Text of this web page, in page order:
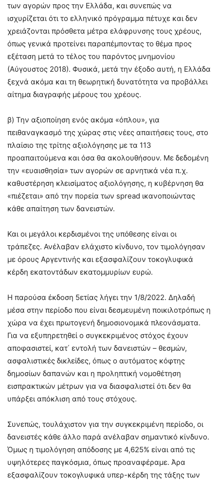
των αγορών προς την Ελλάδα, και συνεπώς να
ισχυρίζεται ότι το ελληνικό πρόγραμμα πέτυχε και δεν
χρειάζονται πρόσθετα μέτρα ελάφρυνσης τους χρέους,
όπως γενικά προτείνει παραπέμποντας το θέμα προς
εξέταση μετά το τέλος του παρόντος μνημονίου
(Αύγουστος 2018). Φυσικά, μετά την έξοδο αυτή, η Ελλάδα
ξεχνά ακόμα και τη θεωρητική δυνατότητα να προβάλλει
αίτημα διαγραφής μέρους του χρέους.
β) Την αξιοποίηση ενός ακόμα «όπλου», για
πειθαναγκασμό της χώρας στις νέες απαιτήσεις τους, στο
πλαίσιο της τρίτης αξιολόγησης με τα 113
προαπαιτούμενα και όσα θα ακολουθήσουν. Με δεδομένη
την «ευαισθησία» των αγορών σε αρνητικά νέα π.χ.
καθυστέρηση κλεισίματος αξιολόγησης, η κυβέρνηση θα
«πιέζεται» από την πορεία των spread ικανοποιώντας
κάθε απαίτηση των δανειστών.
Και οι μεγάλοι κερδισμένοι της υπόθεσης είναι οι
τράπεζες. Ανέλαβαν ελάχιστο κίνδυνο, τον τιμολόγησαν
με όρους Αργεντινής και εξασφαλίζουν τοκογλυφικά
κέρδη εκατοντάδων εκατομμυρίων ευρώ.
Η παρούσα έκδοση 5ετίας λήγει την 1/8/2022. Δηλαδή
μέσα στην περίοδο που είναι δεσμευμένη ποικιλοτρόπως η
χώρα να έχει πρωτογενή δημοσιονομικά πλεονάσματα.
Για να εξυπηρετηθεί ο συγκεκριμένος στόχος έχουν
αποφασιστεί, κατ΄ εντολή των δανειστών – θεσμών,
ασφαλιστικές δικλείδες, όπως ο αυτόματος κόφτης
δημοσίων δαπανών και η προληπτική νομοθέτηση
εισπρακτικών μέτρων για να διασφαλιστεί ότι δεν θα
υπάρξει απόκλιση από τους στόχους.
Συνεπώς, τουλάχιστον για την συγκεκριμένη περίοδο, οι
δανειστές κάθε άλλο παρά ανέλαβαν σημαντικό κίνδυνο.
Όμως η τιμολόγηση απόδοσης με 4,625% είναι από τις
υψηλότερες παγκόσμια, όπως προαναφέραμε. Άρα
εξασφαλίζουν τοκογλυφικά υπερ-κέρδη της τάξης των